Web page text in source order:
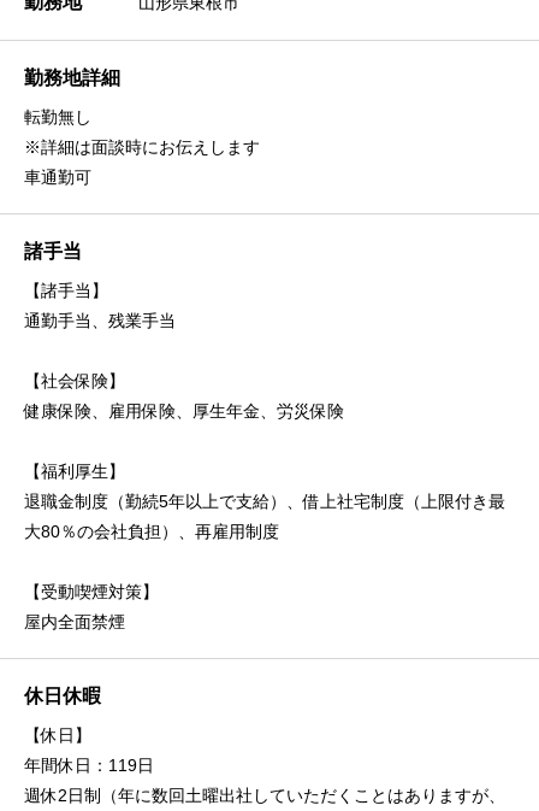
勤務地詳細
転勤無し
※詳細は面談時にお伝えします
車通勤可
諸手当
【諸手当】
通勤手当、残業手当
【社会保険】
健康保険、雇用保険、厚生年金、労災保険
【福利厚生】
退職金制度（勤続5年以上で支給）、借上社宅制度（上限付き最
大80％の会社負担）、再雇用制度
【受動喫煙対策】
屋内全面禁煙
休日休暇
【休日】
年間休日：119日
週休2日制（年に数回土曜出社していただくことはありますが、